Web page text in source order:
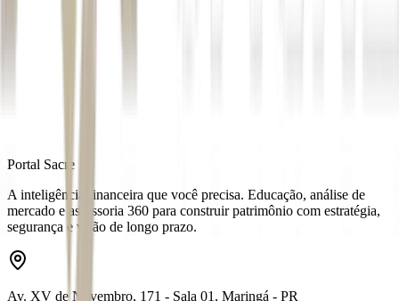
Portal Sacre
A inteligência financeira que você precisa. Educação, análise de
mercado e assessoria 360 para construir patrimônio com estratégia,
segurança e visão de longo prazo.
Av. XV de Novembro, 171 - Sala 01, Maringá - PR